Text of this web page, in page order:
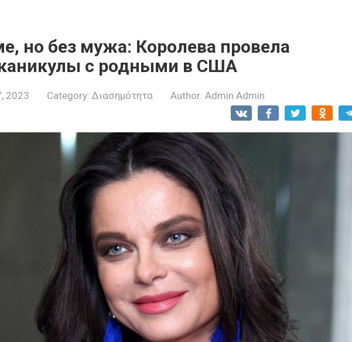
но без мужа: Королева провела
с родными в США
2023 Category: Διασημότητα Author: Admin Admin